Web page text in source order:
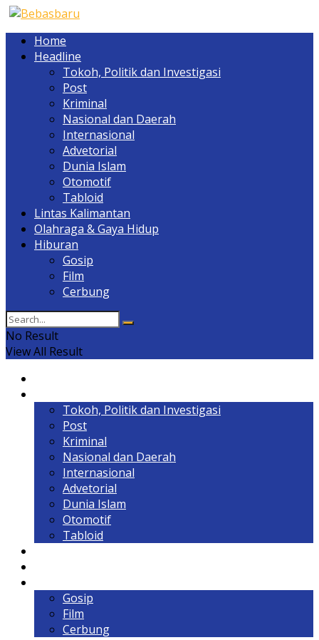
Home
Headline
Tokoh, Politik dan Investigasi
Post
Kriminal
Nasional dan Daerah
Internasional
Advetorial
Dunia Islam
Otomotif
Tabloid
Lintas Kalimantan
Olahraga & Gaya Hidup
Hiburan
Gosip
Film
Cerbung
No Result
View All Result
Tokoh, Politik dan Investigasi
Post
Kriminal
Nasional dan Daerah
Internasional
Advetorial
Dunia Islam
Otomotif
Tabloid
Gosip
Film
Cerbung